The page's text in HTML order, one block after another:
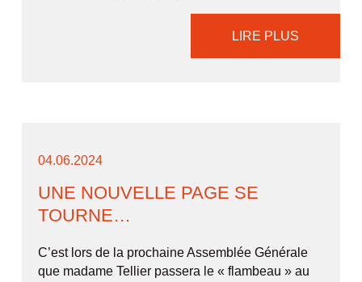
LIRE PLUS
04.06.2024
UNE NOUVELLE PAGE SE
TOURNE…
C’est lors de la prochaine Assemblée Générale
que madame Tellier passera le « flambeau » au